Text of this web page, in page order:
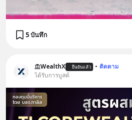
5 บันทึก
WealthX ยืนยันแล้ว • ติดตาม
ได้รับการบูสต์